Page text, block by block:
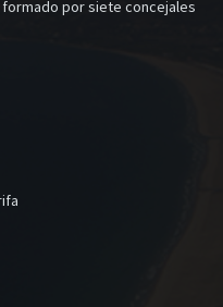
por siete concejales